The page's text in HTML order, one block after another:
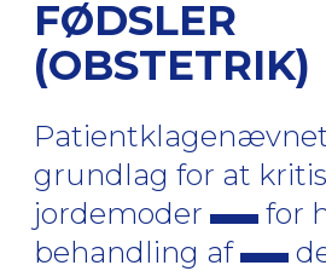
FØDSLER
(OBSTETRIK)
grundlag for at
jordemoder
for
behandling af